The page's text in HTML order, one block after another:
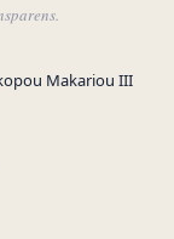
Makariou III